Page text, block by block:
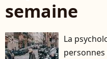
semaine
La